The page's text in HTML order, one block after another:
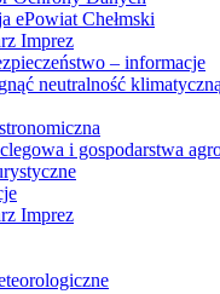
neutralność klimatyczną?
i gospodarstwa
Imprez